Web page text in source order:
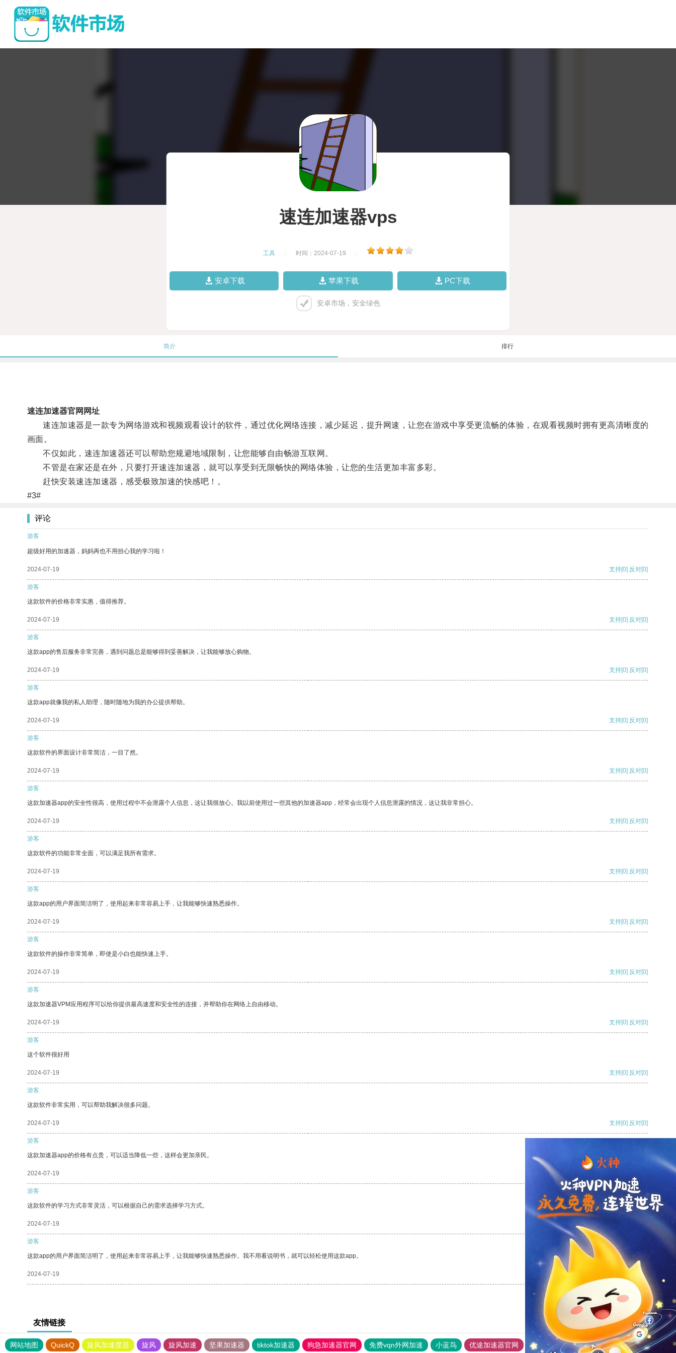
速连加速器vps
工具 时间：2024-07-19
安卓下载 苹果下载 PC下载
安卓市场，安全绿色
简介 排行
速连加速器官网网址
速连加速器是一款专为网络游戏和视频观看设计的软件，通过优化网络连接，减少延迟，提升网速，让您在游戏中享受更流畅的体验，在观看视频时拥有更高清晰度的
画面。
不仅如此，速连加速器还可以帮助您规避地域限制，让您能够自由畅游互联网。
不管是在家还是在外，只要打开速连加速器，就可以享受到无限畅快的网络体验，让您的生活更加丰富多彩。
赶快安装速连加速器，感受极致加速的快感吧！。
#3#
评论
游客
超级好用的加速器，妈妈再也不用担心我的学习啦！
2024-07-19 支持[0] 反对[0]
游客
这款软件的价格非常实惠，值得推荐。
2024-07-19 支持[0] 反对[0]
游客
这款app的售后服务非常完善，遇到问题总是能够得到妥善解决，让我能够放心购物。
2024-07-19 支持[0] 反对[0]
游客
这款app就像我的私人助理，随时随地为我的办公提供帮助。
2024-07-19 支持[0] 反对[0]
游客
这款软件的界面设计非常简洁，一目了然。
2024-07-19 支持[0] 反对[0]
游客
这款加速器app的安全性很高，使用过程中不会泄露个人信息，这让我很放心。我以前使用过一些其他的加速器app，经常会出现个人信息泄露的情况，这让我非常担心。
2024-07-19 支持[0] 反对[0]
游客
这款软件的功能非常全面，可以满足我所有需求。
2024-07-19 支持[0] 反对[0]
游客
这款app的用户界面简洁明了，使用起来非常容易上手，让我能够快速熟悉操作。
2024-07-19 支持[0] 反对[0]
游客
这款软件的操作非常简单，即使是小白也能快速上手。
2024-07-19 支持[0] 反对[0]
游客
这款加速器VPM应用程序可以给你提供最高速度和安全性的连接，并帮助你在网络上自由移动。
2024-07-19 支持[0] 反对[0]
游客
这个软件很好用
2024-07-19 支持[0] 反对[0]
游客
这款软件非常实用，可以帮助我解决很多问题。
2024-07-19 支持[0] 反对[0]
游客
这款加速器app的价格有点贵，可以适当降低一些，这样会更加亲民。
2024-07-19
游客
这款软件的学习方式非常灵活，可以根据自己的需求选择学习方式。
2024-07-19 反对
游客
这款app的用户界面简洁明了，使用起来非常容易上手，让我能够快速熟悉操作。我不用看说明书，就可以轻松使用这款app。
2024-07-19 反对[0]
友情链接
网站地图 QuickQ 旋风加速度器 旋风 旋风加速 坚果加速器 tiktok加速器 狗急加速器官网 免费vqn外网加速 小蓝鸟 优途加速器官网 风驰加速器 旋风加速器 八戒看书